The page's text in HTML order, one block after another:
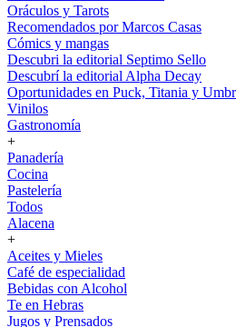
Oráculos y Tarots
Recomendados por Marcos Casas
Cómics y mangas
Descubri la editorial Septimo Sello
Descubrí la editorial Alpha Decay
Oportunidades en Puck, Titania y
Vinilos
Gastronomía
+
Panadería
Cocina
Pastelería
Todos
Alacena
+
Aceites y Mieles
Café de especialidad
Bebidas con Alcohol
Te en Hebras
Jugos y Prensados